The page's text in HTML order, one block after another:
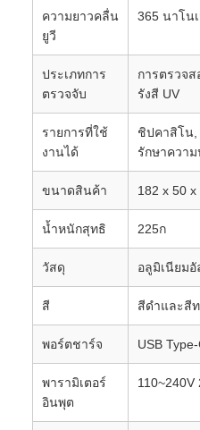
ความยาวคลื่น
ยูวี
365 นาโน
ประเภทการ
ตรวจจับ
การตรวจส
รังสี UV
รายการที่ใช้
งานได้
ชิปคาสิโน,
รักษาควา
ขนาดสินค้า 182 x 50
น้ำหนักสุทธิ 225ก
วัสดุ อลูมิเนียม
สี สีดำและสี
พอร์ตชาร์จ USB
พารามิเตอร์
อินพุต
110~240V